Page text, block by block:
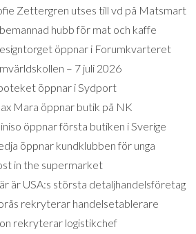
Zettergren utses till vd på Matsmart
hubb för mat och kaffe
öppnar i Forumkvarteret
– 7 juli 2026
öppnar i Sydport
Mara öppnar butik på NK
öppnar första butiken i Sverige
öppnar kundklubben för unga
in the supermarket
är USA:s största detaljhandelsföretag
rekryterar handelsetablerare
rekryterar logistikchef